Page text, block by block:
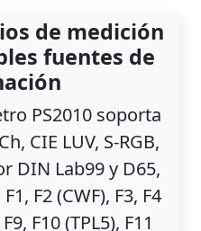
de medición
fuentes de
PS2010 soporta
CIE LUV, S-RGB,
DIN Lab99 y D65,
F2 (CWF), F3, F4
F10 (TPL5), F11